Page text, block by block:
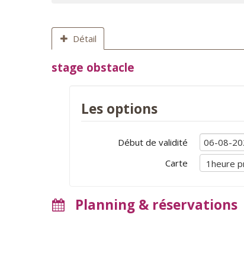
Détail
stage obstacle
Les options
Début de validité
Carte
Planning & réservations